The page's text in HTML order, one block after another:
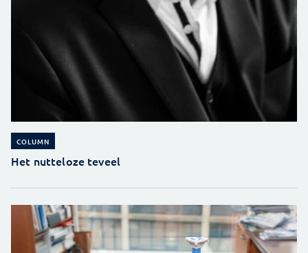
COLUMN
Het nutteloze teveel